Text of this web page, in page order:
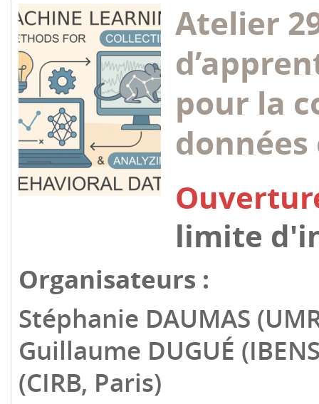
Atelier
pour la
limite
Organisateurs :
Stéphanie DAUMAS
Guillaume DUGUÉ (
(CIRB, Paris)